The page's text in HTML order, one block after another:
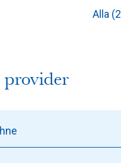
Alla
provider